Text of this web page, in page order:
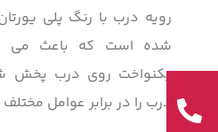
رویه درب با رنگ پلی
شده است که باعث می
یکنواخت روی درب پخش
درب را در برابر عوامل